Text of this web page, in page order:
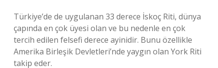
Türkiye’de de uygulanan 33 derece İskoç Riti, dünya
çapında en çok üyesi olan ve bu nedenle en çok
tercih edilen felsefi derece ayinidir. Bunu özellikle
Amerika Birleşik Devletleri’nde yaygın olan York Riti
takip eder.